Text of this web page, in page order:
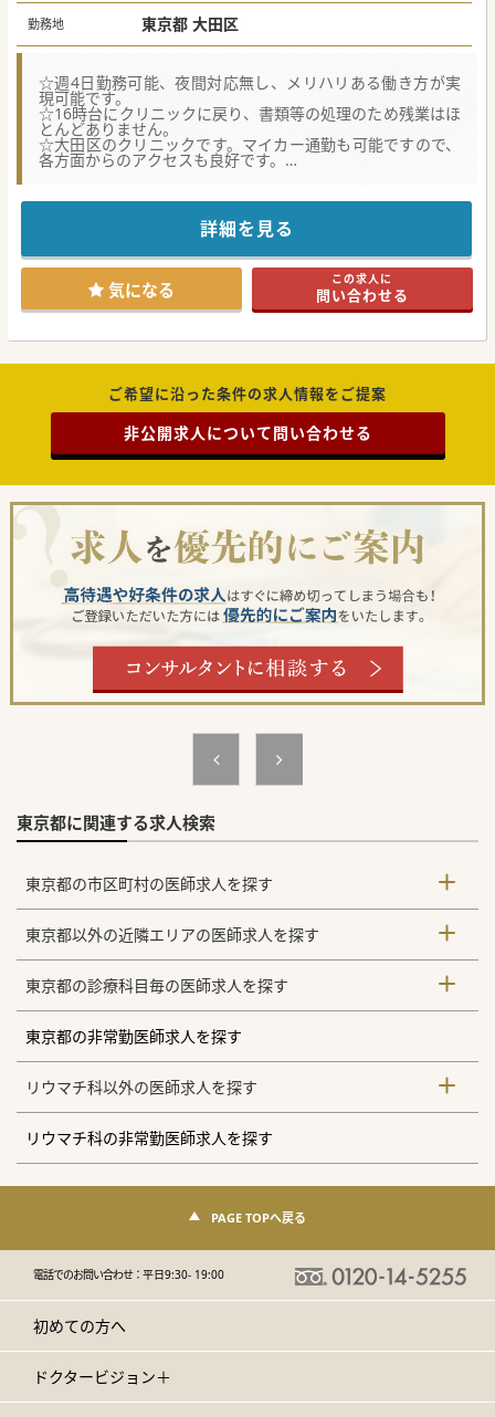
勤務地 東京都 大田区
☆週4日勤務可能、夜間対応無し、メリハリある働き方が実
現可能です。
☆16時台にクリニックに戻り、書類等の処理のため残業はほ
とんどありません。
☆大田区のクリニックです。マイカー通勤も可能ですので、
各方面からのアクセスも良好です。
クリニックへの通院が難しい、かかりつけ患者様の訪問診
療・往診からスタートしております。
慢性疾患の患者様への訪問診療がメインのため、お看取り等
のターミナル患者様は少なく、
患者様やそのご家族とのコミュニケーションを大切にしてい
るクリニックの在宅部門になります。
ご興味ございましたら、是非一度お問い合わせください。
詳細を見る
気になる この求人に
問い合わせる
ご希望に沿った条件の求人情報をご提案
非公開求人について問い合わせる
東京都に関連する求人検索
東京都の市区町村の医師求人を探す
東京都以外の近隣エリアの医師求人を探す
東京都の診療科目毎の医師求人を探す
東京都の非常勤医師求人を探す
リウマチ科以外の医師求人を探す
リウマチ科の非常勤医師求人を探す
PAGE TOPへ戻る
電話でのお問い合わせ：平日9:30- 19:00
初めての方へ
ドクタービジョン＋